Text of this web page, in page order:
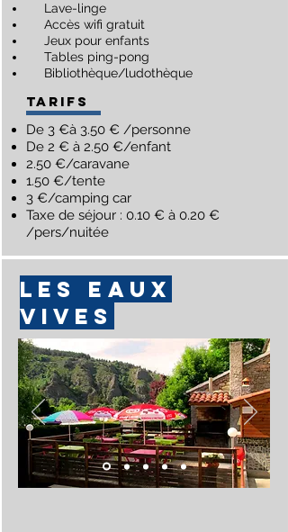
Lave-linge
Accès wifi gratuit
Jeux pour enfants
Tables ping-pong
Bibliothèque/ludothèque
Tarifs
De 3 €à 3.50 € /personne
De 2 € à 2.50 €/enfant
2.50 €/caravane
1.50 €/tente
3 €/camping car
Taxe de séjour : 0.10 € à 0.20 €
/pers/nuitée
LES EAUX
VIVES